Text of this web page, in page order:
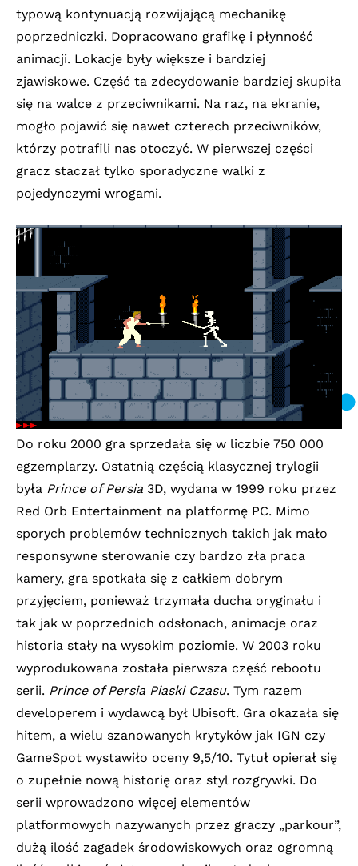
typową kontynuacją rozwijającą mechanikę
poprzedniczki. Dopracowano grafikę i płynność
animacji. Lokacje były większe i bardziej
zjawiskowe. Część ta zdecydowanie bardziej skupiła
się na walce z przeciwnikami. Na raz, na ekranie,
mogło pojawić się nawet czterech przeciwników,
którzy potrafili nas otoczyć. W pierwszej części
gracz staczał tylko sporadyczne walki z
pojedynczymi wrogami.
Do roku 2000 gra sprzedała się w liczbie 750 000
egzemplarzy. Ostatnią częścią klasycznej trylogii
była Prince of Persia 3D, wydana w 1999 roku przez
Red Orb Entertainment na platformę PC. Mimo
sporych problemów technicznych takich jak mało
responsywne sterowanie czy bardzo zła praca
kamery, gra spotkała się z całkiem dobrym
przyjęciem, ponieważ trzymała ducha oryginału i
tak jak w poprzednich odsłonach, animacje oraz
historia stały na wysokim poziomie. W 2003 roku
wyprodukowana została pierwsza część rebootu
serii. Prince of Persia Piaski Czasu. Tym razem
developerem i wydawcą był Ubisoft. Gra okazała się
hitem, a wielu szanowanych krytyków jak IGN czy
GameSpot wystawiło oceny 9,5/10. Tytuł opierał się
o zupełnie nową historię oraz styl rozgrywki. Do
serii wprowadzono więcej elementów
platformowych nazywanych przez graczy „parkour”,
dużą ilość zagadek środowiskowych oraz ogromną